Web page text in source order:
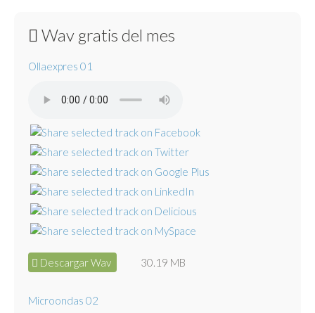
Wav gratis del mes
Ollaexpres 01
Descargar Wav 30.19 MB
Microondas 02